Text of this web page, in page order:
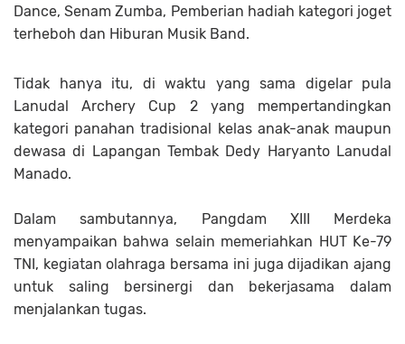
Dance, Senam Zumba, Pemberian hadiah kategori joget
terheboh dan Hiburan Musik Band.
Tidak hanya itu, di waktu yang sama digelar pula
Lanudal Archery Cup 2 yang mempertandingkan
kategori panahan tradisional kelas anak-anak maupun
dewasa di Lapangan Tembak Dedy Haryanto Lanudal
Manado.
Dalam sambutannya, Pangdam XIII Merdeka
menyampaikan bahwa selain memeriahkan HUT Ke-79
TNI, kegiatan olahraga bersama ini juga dijadikan ajang
untuk saling bersinergi dan bekerjasama dalam
menjalankan tugas.